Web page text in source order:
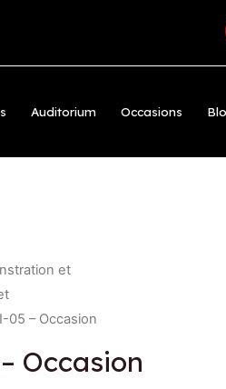
Auditorium Occasions
et
05 – Occasion
Occasion